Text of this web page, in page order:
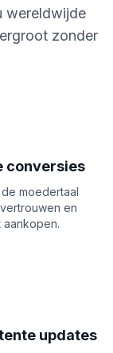
wereldwijde
zonder
conversies
moedertaal
en
aankopen.
updates